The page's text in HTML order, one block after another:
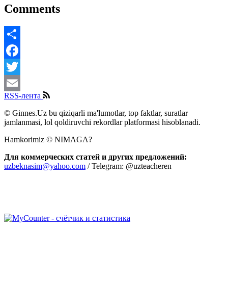
Comments
Share
Facebook
Twitter
Email
RSS-лента
© Ginnes.Uz bu qiziqarli ma'lumotlar, top faktlar, suratlar
jamlanmasi, lol qoldiruvchi rekordlar platformasi hisoblanadi.
Hamkorimiz © NIMAGA?
Для коммерческих статей и других предложений:
uzbeknasim@yahoo.com / Telegram: @uzteacheren